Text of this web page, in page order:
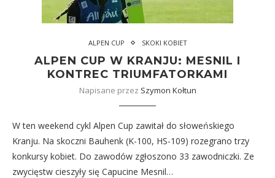
ALPEN CUP SKOKI KOBIET
ALPEN CUP W KRANJU: MESNIL I
KONTREC TRIUMFATORKAMI
Napisane przez Szymon Kołtun
W ten weekend cykl Alpen Cup zawitał do słoweńskiego
Kranju. Na skoczni Bauhenk (K-100, HS-109) rozegrano trzy
konkursy kobiet. Do zawodów zgłoszono 33 zawodniczki. Ze
zwycięstw cieszyły się Capucine Mesnil…